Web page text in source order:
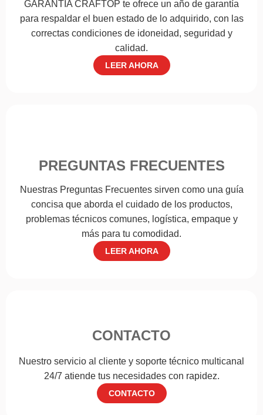
GARANTÍA CRAFTOP te ofrece un año de garantía
para respaldar el buen estado de lo adquirido, con las
correctas condiciones de idoneidad, seguridad y
calidad.
LEER AHORA
PREGUNTAS FRECUENTES
Nuestras Preguntas Frecuentes sirven como una guía
concisa que aborda el cuidado de los productos,
problemas técnicos comunes, logística, empaque y
más para tu comodidad.
LEER AHORA
CONTACTO
Nuestro servicio al cliente y soporte técnico multicanal
24/7 atiende tus necesidades con rapidez.
CONTACTO